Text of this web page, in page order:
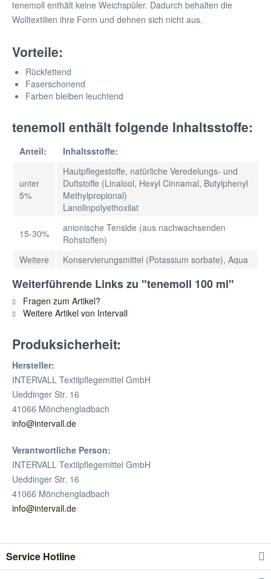
tenemoll enthält keine Weichspüler. Dadurch behalten die
Wolltextilien ihre Form und dehnen sich nicht aus.
Vorteile:
Rückfettend
Faserschonend
Farben bleiben leuchtend
tenemoll enthält folgende Inhaltsstoffe:
Anteil: Inhaltsstoffe:
unter
5%
Hautpflegestoffe, natürliche Veredelungs- und
Duftstoffe (Linalool, Hexyl Cinnamal, Butylphenyl
Methylpropional)
Lanolinpolyethoxilat
15-30%
anionische Tenside (aus nachwachsenden
Rohstoffen)
Weitere
Konservierungsmittel (Potassium sorbate), Aqua
Weiterführende Links zu "tenemoll 100 ml"
Fragen zum Artikel?
Weitere Artikel von Intervall
Produksicherheit:
Hersteller:
INTERVALL Textilpflegemittel GmbH
Ueddinger Str. 16
41066 Mönchengladbach
info@intervall.de
Verantwortliche Person:
INTERVALL Textilpflegemittel GmbH
Ueddinger Str. 16
41066 Mönchengladbach
info@intervall.de
Service Hotline